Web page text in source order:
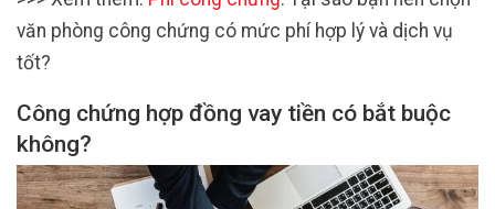
văn phòng công chứng có mức phí hợp lý và dịch vụ
tốt?
Công chứng hợp đồng vay tiền có bắt buộc
không?